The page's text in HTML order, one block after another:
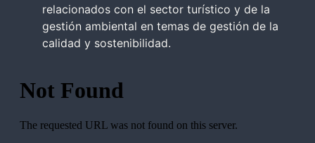
relacionados con el sector turístico y de la
gestión ambiental en temas de gestión de la
calidad y sostenibilidad.